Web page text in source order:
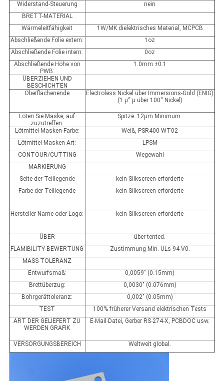
Widerstand-Steuerung
nein
BRETT-MATERIAL
Wärmeleitfähigkeit
1W/MK dielektrisches Material, MCPCB
Abschließende Folie extern:
1oz
Abschließende Folie intern:
0oz
Abschließende Höhe von
PWB:
1.0mm ±0.1
ÜBERZIEHEN UND
BESCHICHTEN
Oberflächenende
Electroless Nickel über Immersions-Gold (ENIG)
(1 µ“ µ über 100“ Nickel)
Löten Sie Maske, auf
zuzutreffen:
Spitze. 12µm Minimum.
Lötmittel-Masken-Farbe:
Weiß, PSR400 WT02
Lötmittel-Masken-Art:
LPSM
CONTOUR/CUTTING
Wegewahl
MARKIERUNG
Seite der Teillegende
kein Silkscreen erforderte
Farbe der Teillegende
kein Silkscreen erforderte
Hersteller Name oder Logo: kein Silkscreen erforderte
ÜBER
über tented.
FLAMIBILITY-BEWERTUNG
Zustimmung Min. ULs 94-V0.
MASS-TOLERANZ
Entwurfsmaß:
0,0059" (0.15mm)
Brettüberzug:
0,0030" (0.076mm)
Bohrgerättoleranz:
0,002" (0.05mm)
TEST
100% früherer Versand elektrischen Tests
ART DER GELIEFERT ZU
WERDEN GRAFIK
E-Mail-Datei, Gerber RS-274-X, PCBDOC usw.
VERSORGUNGSBEREICH Weltweit global.